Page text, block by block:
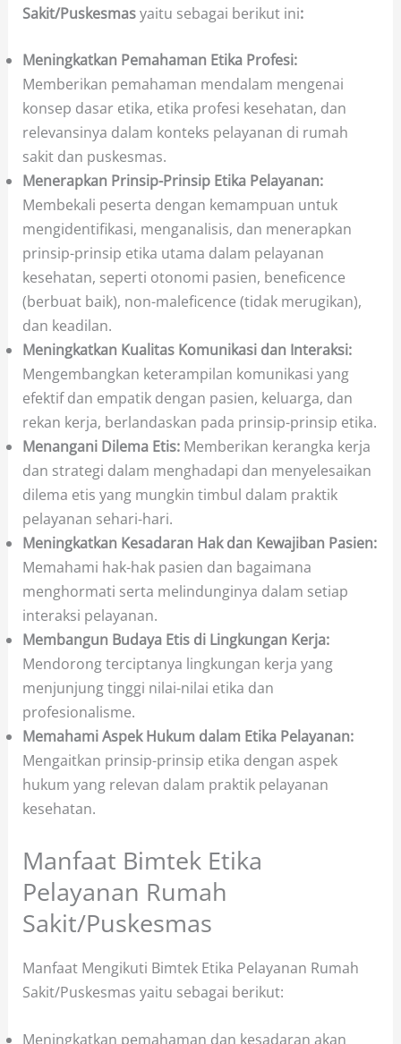
Sakit/Puskesmasyaitu sebagai berikut ini:
Meningkatkan Pemahaman Etika Profesi:
Memberikan pemahaman mendalam mengenai
konsep dasar etika, etika profesi kesehatan, dan
relevansinya dalam konteks pelayanan di rumah
sakit dan puskesmas.
Menerapkan Prinsip-Prinsip Etika Pelayanan:
Membekali peserta dengan kemampuan untuk
mengidentifikasi, menganalisis, dan menerapkan
prinsip-prinsip etika utama dalam pelayanan
kesehatan, seperti otonomi pasien, beneficence
(berbuat baik), non-maleficence (tidak merugikan),
dan keadilan.
Meningkatkan Kualitas Komunikasi dan Interaksi:
Mengembangkan keterampilan komunikasi yang
efektif dan empatik dengan pasien, keluarga, dan
rekan kerja, berlandaskan pada prinsip-prinsip etika.
Menangani Dilema Etis:Memberikan kerangka kerja
dan strategi dalam menghadapi dan menyelesaikan
dilema etis yang mungkin timbul dalam praktik
pelayanan sehari-hari.
Meningkatkan Kesadaran Hak dan Kewajiban Pasien:
Memahami hak-hak pasien dan bagaimana
menghormati serta melindunginya dalam setiap
interaksi pelayanan.
Membangun Budaya Etis di Lingkungan Kerja:
Mendorong terciptanya lingkungan kerja yang
menjunjung tinggi nilai-nilai etika dan
profesionalisme.
Memahami Aspek Hukum dalam Etika Pelayanan:
Mengaitkan prinsip-prinsip etika dengan aspek
hukum yang relevan dalam praktik pelayanan
kesehatan.
Manfaat Bimtek Etika
Pelayanan Rumah
Sakit/Puskesmas
Manfaat Mengikuti Bimtek Etika Pelayanan Rumah
Sakit/Puskesmas yaitu sebagai berikut:
Meningkatkan pemahaman dan kesadaran akan